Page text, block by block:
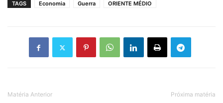
TAGS Economia Guerra ORIENTE MÉDIO
Matéria Anterior Próxima matéria